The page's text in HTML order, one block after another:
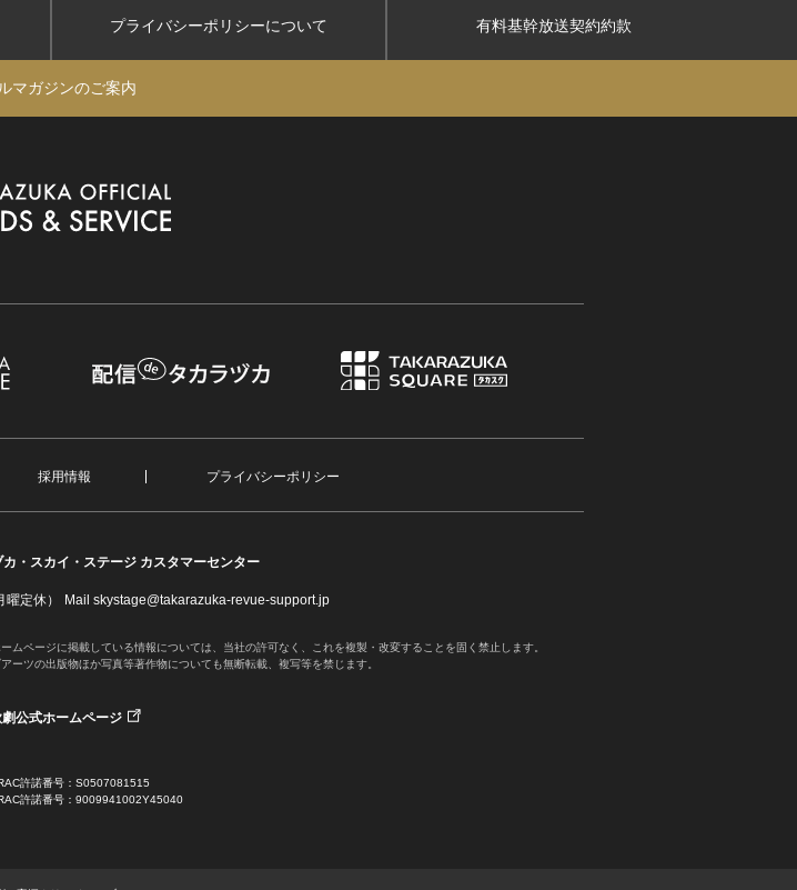
プライバシーポリシーについて 有料基幹放送契約約款
マガジンのご案内
採用情報 プライバシーポリシー
カ・スカイ・ステージ カスタマーセンター
定休） Mail skystage@takarazuka-revue-support.jp
ページに掲載している情報については、当社の許可なく、これを複製・改変することを固く禁止します。
ーツの出版物ほか写真等著作物についても無断転載、複写等を禁じます。
公式ホームページ
許諾番号：S0507081515
許諾番号：9009941002Y45040